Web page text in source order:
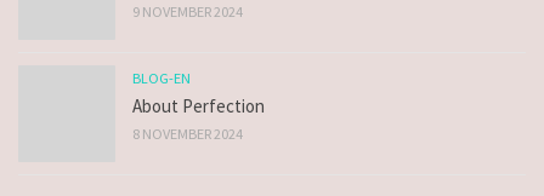
9 NOVEMBER 2024
BLOG-EN
About Perfection
8 NOVEMBER 2024